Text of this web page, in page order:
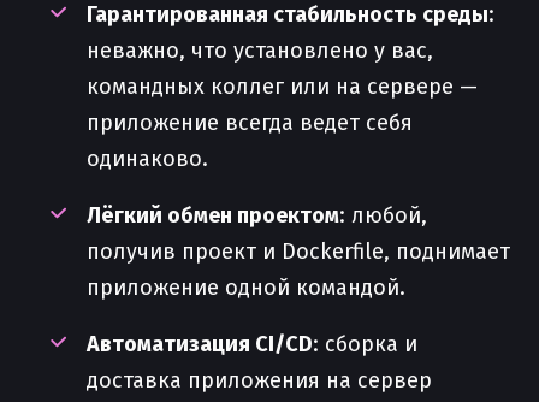
Гарантированная стабильность среды:
неважно, что установлено у вас,
командных коллег или на сервере —
приложение всегда ведет себя
одинаково.
Лёгкий обмен проектом: любой,
получив проект и Dockerfile, поднимает
приложение одной командой.
Автоматизация CI/CD: сборка и
доставка приложения на сервер